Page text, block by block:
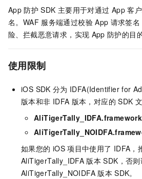
App 防护 SDK 主要用于对通过 App 客
名。WAF 服务端通过校验 App 请求签名
险、拦截恶意请求，实现 App 防护的目的
使用限制
iOS SDK 分为 IDFA(Identifier for
版本和非 IDFA 版本，对应的 SDK
AliTigerTally_IDFA.framework
如果您的 iOS 项目中使用了 IDFA，
AliTigerTally_IDFA 版本 SDK，否
AliTigerTally_NOIDFA 版本 SDK。